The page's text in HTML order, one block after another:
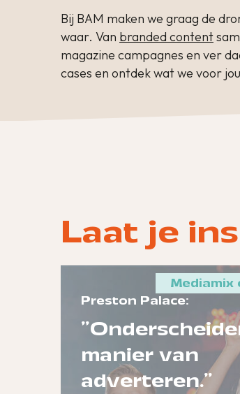
Bij BAM maken we graag de
waar. Van branded content
magazine campagnes en ver
cases en ontdek wat we voor
Laat je
Preston Palace:
manier van
adverteren."
Mediamix